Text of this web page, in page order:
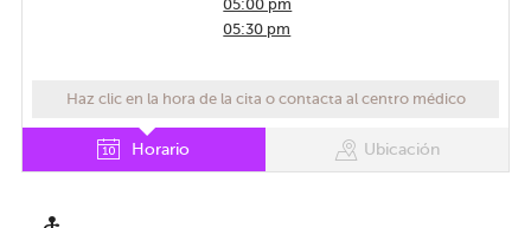
05:00 pm
05:30 pm
Haz clic en la hora de la cita o contacta al centro médico
Horario Ubicación